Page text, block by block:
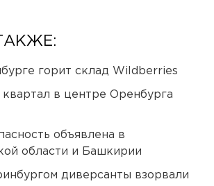
горит склад Wildberries
в центре Оренбурга
объявлена в
области и Башкирии
диверсанты взорвали